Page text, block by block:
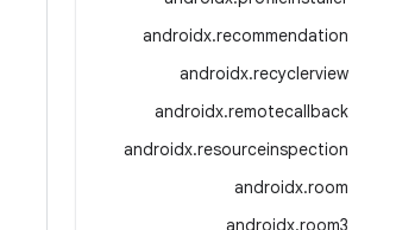
androidx.recommendation
androidx.recyclerview
androidx.remotecallback
androidx.resourceinspection
androidx.room
androidx.room3